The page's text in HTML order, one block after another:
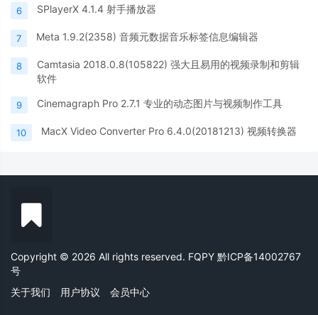
6 SPlayerX 4.1.4 射手播放器
7 Meta 1.9.2(2358) 音频元数据音乐标签信息编辑器
8
Camtasia 2018.0.8(105822) 强大且易用的视频录制和剪辑
软件
9 Cinemagraph Pro 2.7.1 专业的动态图片与视频制作工具
10 MacX Video Converter Pro 6.4.0(20181213) 视频转换器
Copyright © 2026 All rights reserved. FQPY 黔ICP备14002767
号
关于我们
用户协议 会员中心